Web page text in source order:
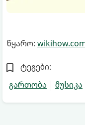
წყარო:
ტეგები:
გართობა
მუსიკა